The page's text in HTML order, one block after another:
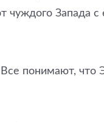
чуждого Запада
понимают, что